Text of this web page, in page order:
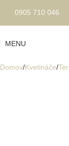
MENU
Domov Kvetináče
0905 710 046